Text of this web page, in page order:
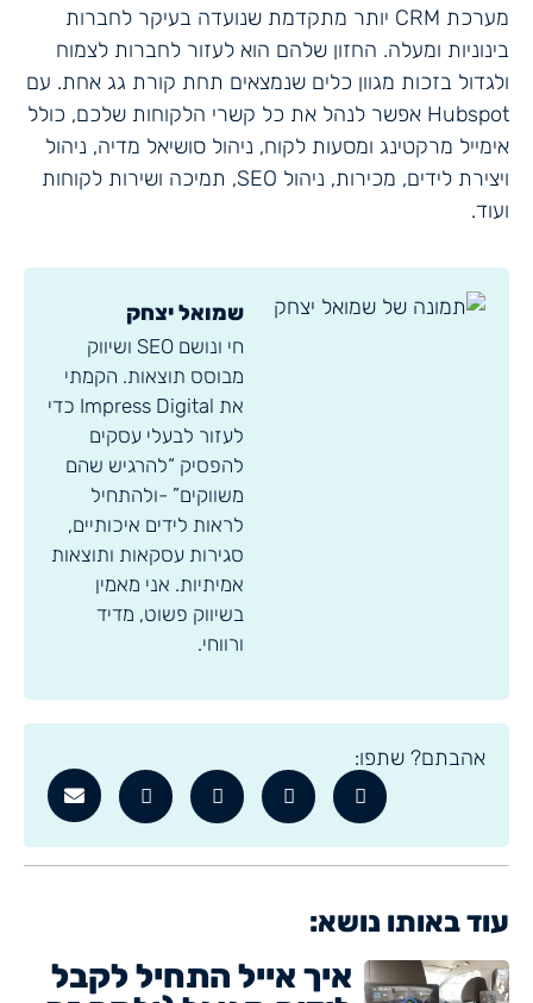
מערכת CRM יותר מתקדמת שנועדה בעיקר לחברות
בינוניות ומעלה. החזון שלהם הוא לעזור לחברות לצמוח
ולגדול בזכות מגוון כלים שנמצאים תחת קורת גג אחת. עם
Hubspot אפשר לנהל את כל קשרי הלקוחות שלכם, כולל
אימייל מרקטינג ומסעות לקוח, ניהול סושיאל מדיה, ניהול
ויצירת לידים, מכירות, ניהול SEO, תמיכה ושירות לקוחות
ועוד.
שמואל יצחק
חי ונושם SEO ושיווק
מבוסס תוצאות. הקמתי
את Impress Digital כדי
לעזור לבעלי עסקים
להפסיק “להרגיש שהם
משווקים” -ולהתחיל
לראות לידים איכותיים,
סגירות עסקאות ותוצאות
אמיתיות. אני מאמין
בשיווק פשוט, מדיד
ורווחי.
אהבתם? שתפו:
עוד באותו נושא:
איך אייל התחיל לקבל